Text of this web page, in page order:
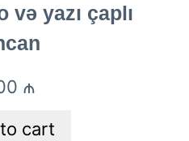
və yazı çaplı
₼
cart